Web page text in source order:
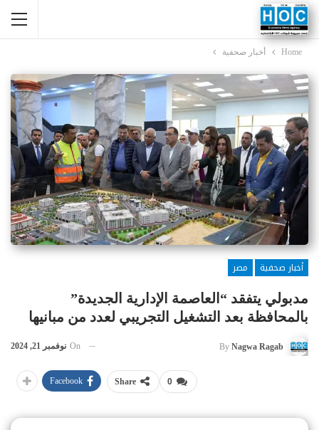
Home أخبار صحفية
أخبار صحفية
مصر
مدبولي يتفقد “العاصمة الإدارية الجديدة”
بالمحافظة بعد التشغيل التجريبي لعدد من مبانيها
By Nagwa Ragab
On نوفمبر 21, 2024
0
Share
Facebook